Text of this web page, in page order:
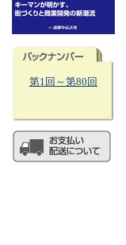
第1回～第80回